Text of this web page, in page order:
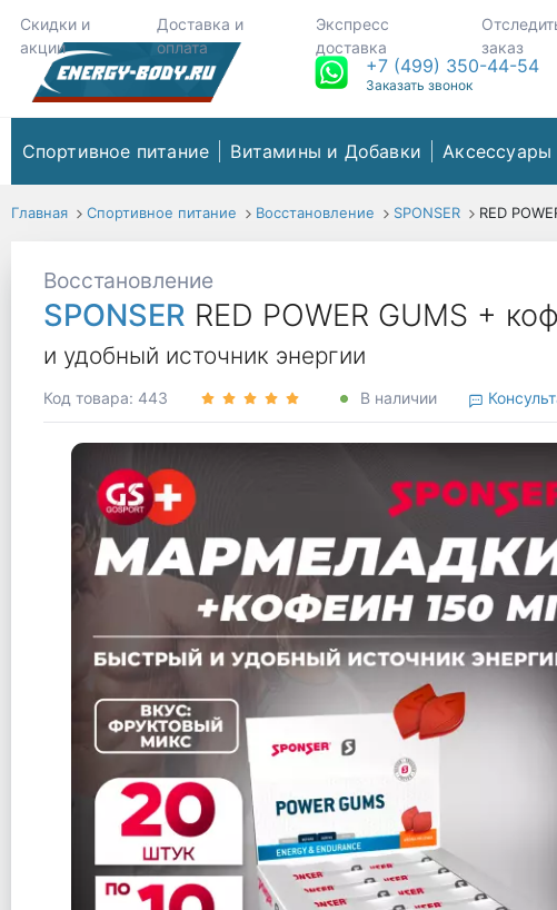
Скидки и
акции
Доставка и
оплата
Экспресс
доставка
заказ
+7 (499) 350-44-54
Заказать звонок
Спортивное питание Витамины и Добавки Аксессуары
Главная Спортивное питание Восстановление SPONSER RED
Восстановление
SPONSER RED POWER GUMS +
и удобный источник энергии
Код товара: 443 В наличии